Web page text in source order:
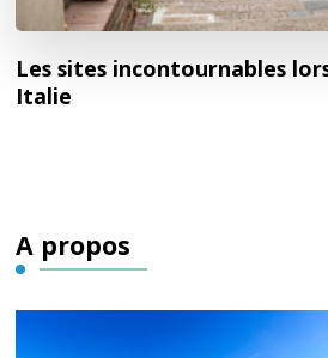
Les sites incontournables
Italie
A propos